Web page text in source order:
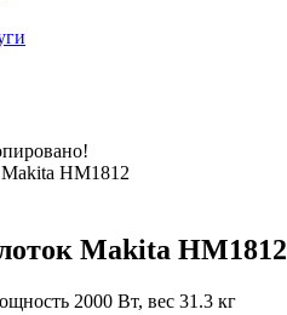
Makita HM1812
2000 Вт, вес 31.3 кг